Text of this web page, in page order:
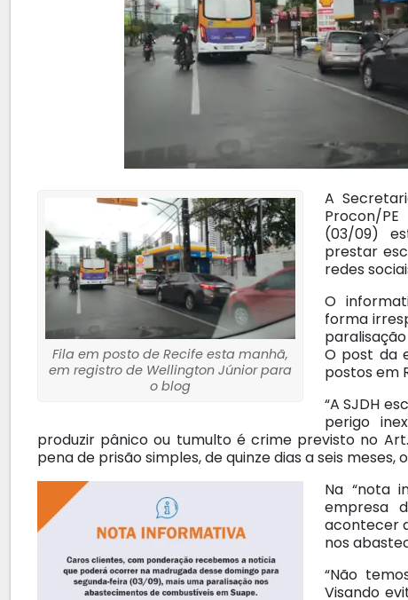
Fila em posto de Recife esta manhã,
em registro de Wellington Júnior para
o blog
A
Procon/
(03/09)
prestar
redes
O
forma
O post da
postos em
“A SJDH
perigo
produzir pânico ou tumulto é crime previsto no
pena de prisão simples, de quinze dias a seis meses,
Na “nota
empresa
acontecer
nos
“Não
Visando